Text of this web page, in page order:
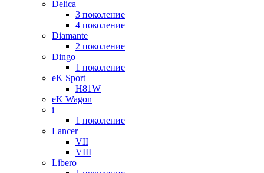
Delica
3 поколение
4 поколение
Diamante
2 поколение
Dingo
1 поколение
eK Sport
H81W
eK Wagon
i
1 поколение
Lancer
VII
VIII
Libero